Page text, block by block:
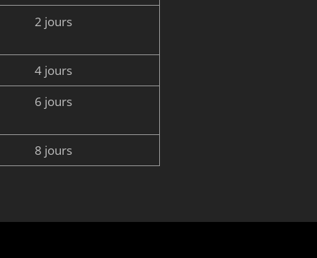
2 jours
4 jours
6 jours
8 jours